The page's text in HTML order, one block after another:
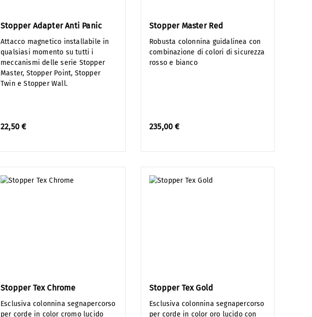
Stopper Adapter Anti Panic
Attacco magnetico installabile in
qualsiasi momento su tutti i
meccanismi delle serie Stopper
Master, Stopper Point, Stopper
Twin e Stopper Wall.
22,50 €
Stopper Master Red
Robusta colonnina guidalinea con
combinazione di colori di sicurezza
rosso e bianco
235,00 €
Stopper Tex Chrome
Esclusiva colonnina segnapercorso
per corde in color cromo lucido
Stopper Tex Gold
Esclusiva colonnina segnapercorso
per corde in color oro lucido con